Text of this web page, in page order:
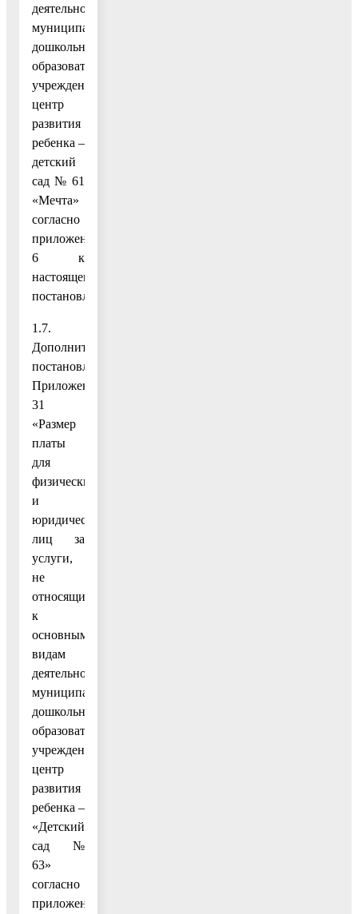
деятельности
муниципального
дошкольного
образовательного
учреждения
центр
развития
ребенка –
детский
сад № 61
«Мечта»
согласно
приложению
6 к
настоящему
постановлению;
1.7.
Дополнить
постановление
Приложением
31
«Размер
платы
для
физических
и
юридических
лиц за
услуги,
не
относящиеся
к
основным
видам
деятельности
муниципального
дошкольного
образовательного
учреждения
центр
развития
ребенка –
«Детский
сад №
63»
согласно
приложению